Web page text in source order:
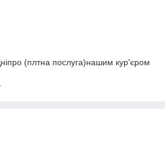
(плтна послуга)нашим кур'єром